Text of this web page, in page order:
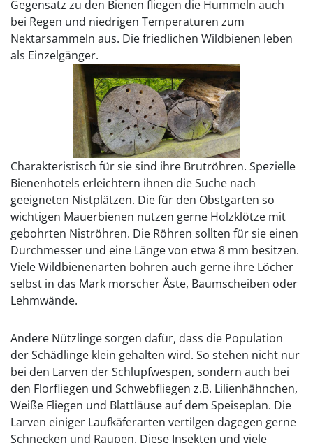
Gegensatz zu den Bienen fliegen die Hummeln auch
bei Regen und niedrigen Temperaturen zum
Nektarsammeln aus. Die friedlichen Wildbienen leben
als Einzelgänger.
Charakteristisch für sie sind ihre Brutröhren. Spezielle
Bienenhotels erleichtern ihnen die Suche nach
geeigneten Nistplätzen. Die für den Obstgarten so
wichtigen Mauerbienen nutzen gerne Holzklötze mit
gebohrten Niströhren. Die Röhren sollten für sie einen
Durchmesser und eine Länge von etwa 8 mm besitzen.
Viele Wildbienenarten bohren auch gerne ihre Löcher
selbst in das Mark morscher Äste, Baumscheiben oder
Lehmwände.
Andere Nützlinge sorgen dafür, dass die Population
der Schädlinge klein gehalten wird. So stehen nicht nur
bei den Larven der Schlupfwespen, sondern auch bei
den Florfliegen und Schwebfliegen z.B. Lilienhähnchen,
Weiße Fliegen und Blattläuse auf dem Speiseplan. Die
Larven einiger Laufkäferarten vertilgen dagegen gerne
Schnecken und Raupen. Diese Insekten und viele